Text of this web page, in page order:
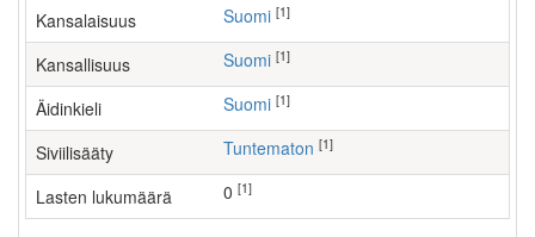
Kansalaisuus Suomi [1]
Kansallisuus Suomi [1]
Äidinkieli Suomi [1]
Siviilisääty Tuntematon [1]
Lasten lukumäärä [1]